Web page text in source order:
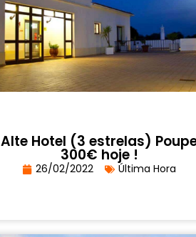
Alte Hotel (3 estrelas)
300€ hoje !
26/02/2022 Última Hora